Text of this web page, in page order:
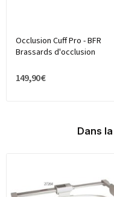
Occlusion Cuff Pro - BFR
Brassards d'occlusion
149,90 €
Dans